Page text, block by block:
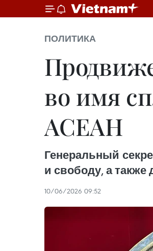
ПОЛИТИКА
во имя
АСЕАН
Генеральный
и свободу, а
10/06/2026 09:52